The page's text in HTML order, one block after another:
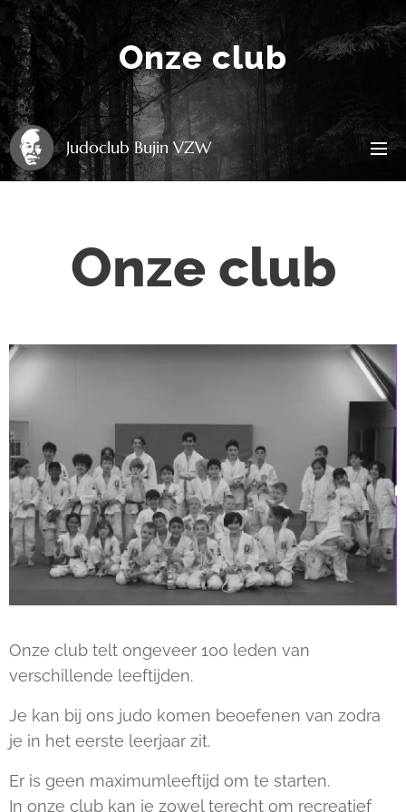
Judoclub Bujin VZW
Onze club
Onze club
Onze club telt ongeveer 100 leden van
verschillende leeftijden.
Je kan bij ons judo komen beoefenen van zodra
je in het eerste leerjaar zit.
Er is geen maximumleeftijd om te starten.
In onze club kan je zowel terecht om recreatief